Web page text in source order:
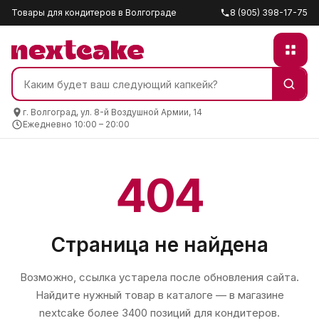
Товары для кондитеров в Волгограде 8 (905) 398-17-75
г. Волгоград, ул. 8-й Воздушной Армии, 14
Ежедневно 10:00 – 20:00
404
Страница не найдена
Возможно, ссылка устарела после обновления сайта.
Найдите нужный товар в каталоге — в магазине
nextcake более 3400 позиций для кондитеров.